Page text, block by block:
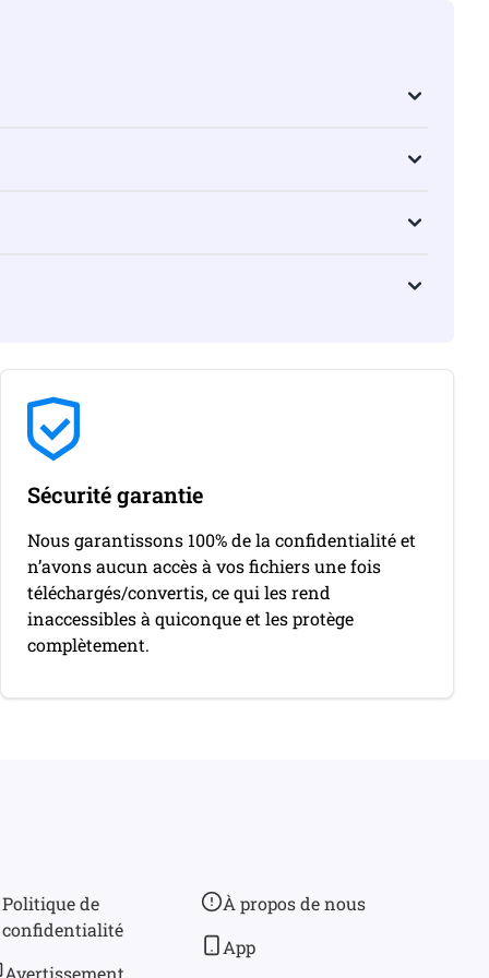
Sécurité garantie
Nous garantissons 100% de la confidentialité et
n’avons aucun accès à vos fichiers une fois
téléchargés/convertis, ce qui les rend
inaccessibles à quiconque et les protège
complètement.
Politique de
confidentialité
Avertissement
À propos de nous
App